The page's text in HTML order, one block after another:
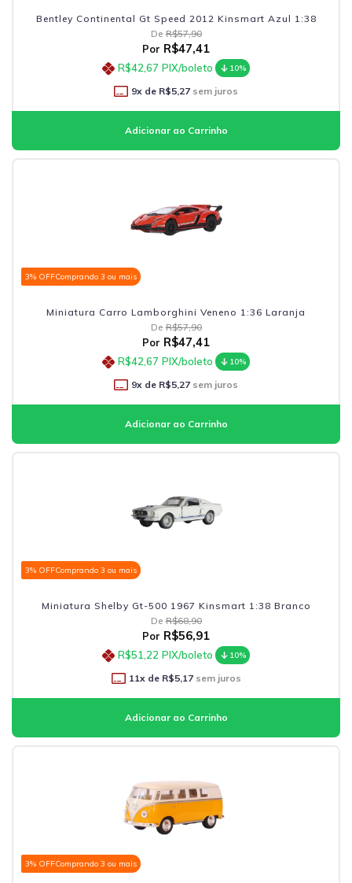
Bentley Continental Gt Speed 2012 Kinsmart Azul 1:38
De R$57,90
Por R$47,41
R$42,67 PIX/boleto 10%
9x de R$5,27 sem juros
3% OFFComprando 3 ou mais
Miniatura Carro Lamborghini Veneno 1:36 Laranja
De R$57,90
Por R$47,41
R$42,67 PIX/boleto 10%
9x de R$5,27 sem juros
3% OFFComprando 3 ou mais
Miniatura Shelby Gt-500 1967 Kinsmart 1:38 Branco
De R$68,90
Por R$56,91
R$51,22 PIX/boleto 10%
11x de R$5,17sem juros
3% OFFComprando 3 ou mais